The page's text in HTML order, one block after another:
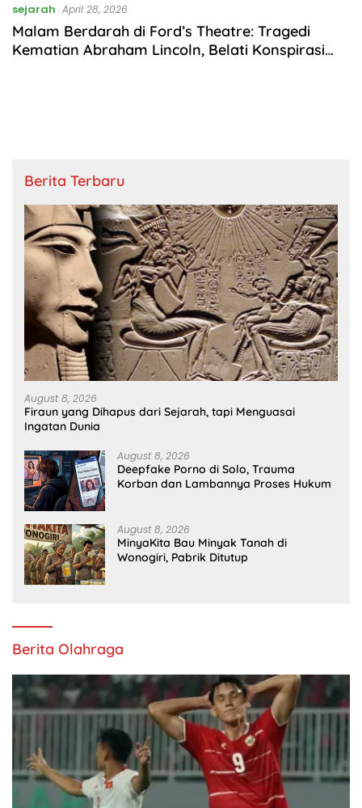
sejarah April 28, 2026
Malam Berdarah di Ford’s Theatre: Tragedi
Kematian Abraham Lincoln, Belati Konspirasi
Berita Terbaru
August 8, 2026
Firaun yang Dihapus dari Sejarah, tapi Menguasai
Ingatan Dunia
August 8, 2026
Deepfake Porno di Solo, Trauma
Korban dan Lambannya Proses Hukum
August 8, 2026
MinyaKita Bau Minyak Tanah di
Wonogiri, Pabrik Ditutup
Berita Olahraga